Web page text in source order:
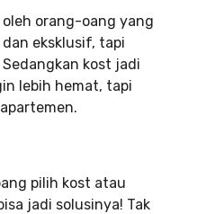
orang-oang yang
eksklusif, tapi
kost jadi
lebih hemat, tapi
pilih kost atau
jadi solusinya! Tak